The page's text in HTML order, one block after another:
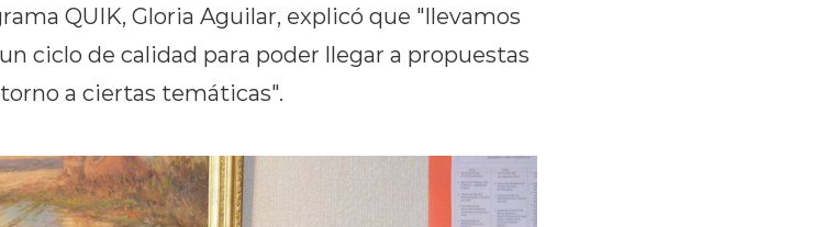
QUIK, Gloria Aguilar, explicó que "llevamos
ciclo de calidad para poder llegar a propuestas
a ciertas temáticas".